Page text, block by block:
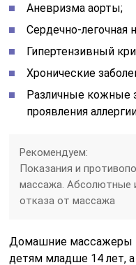
Аневризма аорты;
Сердечно-легочная
Гипертензивный
Хронические
Различные кожные
проявления
Рекомендуем:
Показания и
массажа. Абсолютные
отказа от массажа
Домашние массажеры
детям младше 14 лет,